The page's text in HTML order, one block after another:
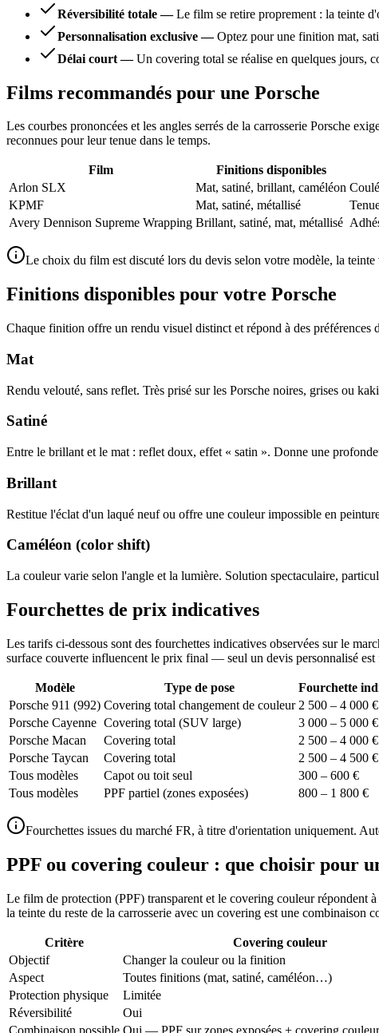
Réversibilité totale— Le film se retire proprement : la teinte
Personnalisation exclusive— Optez pour une finition mat,
Délai court— Un covering total se réalise en quelques jours,
Films recommandés pour une Porsche
Les courbes prononcées et les angles serrés de la carrosserie Porsche
reconnues pour leur tenue dans le temps.
Film Finitions disponibles
Arlon SLX
Mat, satiné, brillant, caméléon
KPMF
Mat, satiné, métallisé
Avery Dennison Supreme Wrapping Brillant, satiné, mat, métallisé
Le choix du film est discuté lors du devis selon votre modèle, la
Finitions disponibles pour votre Porsche
Chaque finition offre un rendu visuel distinct et répond à des
Mat
Rendu velouté, sans reflet. Très prisé sur les Porsche noires, grises ou
Satiné
Entre le brillant et le mat : reflet doux, effet « satin ». Donne une
Brillant
Restitue l'éclat d'un laqué neuf ou offre une couleur impossible en
Caméléon (color shift)
La couleur varie selon l'angle et la lumière. Solution spectaculaire,
Fourchettes de prix indicatives
Les tarifs ci-dessous sont des fourchettes indicatives observées sur le
surface couverte influencent le prix final — seul un devis personnalisé est
Modèle Type de pose
Fourchette
Porsche 911 (992) Covering total changement de couleur 2 500 – 4 000 €
Porsche Cayenne Covering total (SUV large)
3 000 – 5 000 €
Porsche Macan
Covering total
2 500 – 4 000 €
Porsche Taycan
Covering total
2 500 – 4 500 €
Tous modèles
Capot ou toit seul
300 – 600 €
Tous modèles
PPF partiel (zones exposées) 800 – 1 800 €
Fourchettes issues du marché FR, à titre d'orientation uniquement.
PPF ou covering couleur : que choisir pour
Le film de protection (PPF) transparent et le covering couleur répondent
la teinte du reste de la carrosserie avec un covering est une combinaison
Critère Covering couleur
Objectif
Changer la couleur ou la finition
Aspect
Toutes finitions (mat, satiné, caméléon…)
Protection physique
Limitée
Réversibilité
Oui
Combinaison possible Oui — PPF sur zones exposées + covering